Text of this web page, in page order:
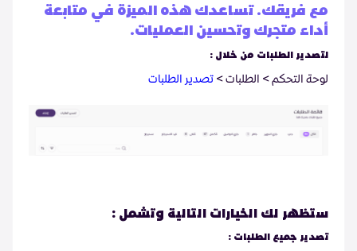
مع فريقك. تساعدك هذه الميزة في متابعة
أداء متجرك وتحسين العمليات.
لتصدير الطلبات من خلال :
لوحة التحكم > الطلبات >تصدير الطلبات
ستظهر لك الخيارات التالية وتشمل :
تصدير جميع الطلبات :